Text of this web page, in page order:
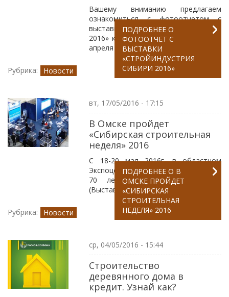
Вашему вниманию предлагаем
ознакомиться с фотоотчетом с
выставки «Стройиндустрия Сибири
2016» которая проходила с 14 по 16
апреля в областном ЭКСПОЦЕНТРЕ.
Рубрика: Новости
ПОДРОБНЕЕ О
ФОТООТЧЕТ С
ВЫСТАВКИ
«СТРОЙИНДУСТРИЯ
СИБИРИ 2016»
вт, 17/05/2016 - 17:15
В Омске пройдет
«Сибирская строительная
неделя» 2016
С 18-20 мая 2016г. в областном
Экспоцентре г. Омск, по адресу ул .
70 лет Октября, д. 25, к 2
(Выставочный центр «Континент»)
Рубрика: Новости
ПОДРОБНЕЕ О В
ОМСКЕ ПРОЙДЕТ
«СИБИРСКАЯ
СТРОИТЕЛЬНАЯ
НЕДЕЛЯ» 2016
ср, 04/05/2016 - 15:44
Строительство
деревянного дома в
кредит. Узнай как?